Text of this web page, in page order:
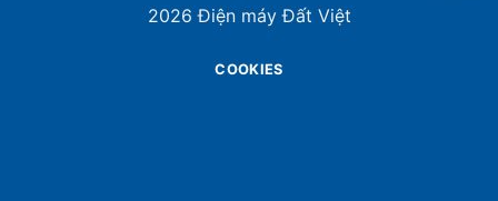
2026 Điện máy Đất Việt
COOKIES